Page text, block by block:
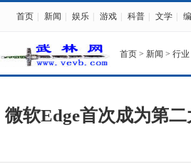
首页 新闻 娱乐 游戏 科普 文学
首页 > 新闻 > 行业
微软Edge首次成为第